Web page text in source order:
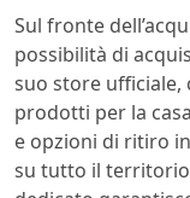
Sul fronte
possibilità di
suo store ufficiale,
prodotti per la
e opzioni di ritiro
su tutto il territorio